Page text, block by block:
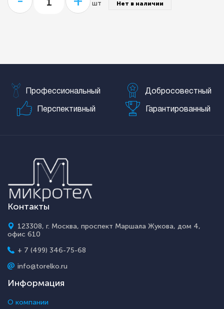
шт Нет в наличии
Профессиональный Добросовестный
Перспективный Гарантированный
Контакты
123308, г. Москва, проспект Маршала Жукова, дом 4,
офис 610
+ 7 (499) 346-75-68
info@torelko.ru
Информация
О компании